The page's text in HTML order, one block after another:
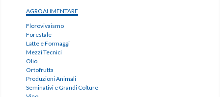
AGROALIMENTARE
Florovivaismo
Forestale
Latte e Formaggi
Mezzi Tecnici
Olio
Ortofrutta
Produzioni Animali
Seminativi e Grandi Colture